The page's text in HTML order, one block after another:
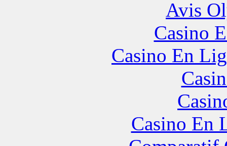
Avis
Casino
Casino En
Casino En